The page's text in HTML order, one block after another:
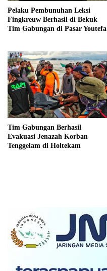
Pelaku Pembunuhan Leksi
Fingkreuw Berhasil di Bekuk
Tim Gabungan di Pasar Youtefa
Tim Gabungan Berhasil
Evakuasi Jenazah Korban
Tenggelam di Holtekam